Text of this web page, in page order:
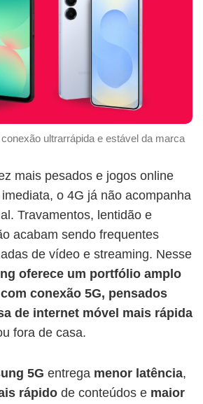
ultrarrápida e estável da marca
mais pesados e jogos online
o 4G já não acompanha
Travamentos, lentidão e
acabam sendo frequentes
de vídeo e streaming. Nesse
oferece um portfólio amplo
conexão 5G, pensados
de internet móvel mais rápida
fora de casa.
5G entrega menor latência,
rápido de conteúdos e maior